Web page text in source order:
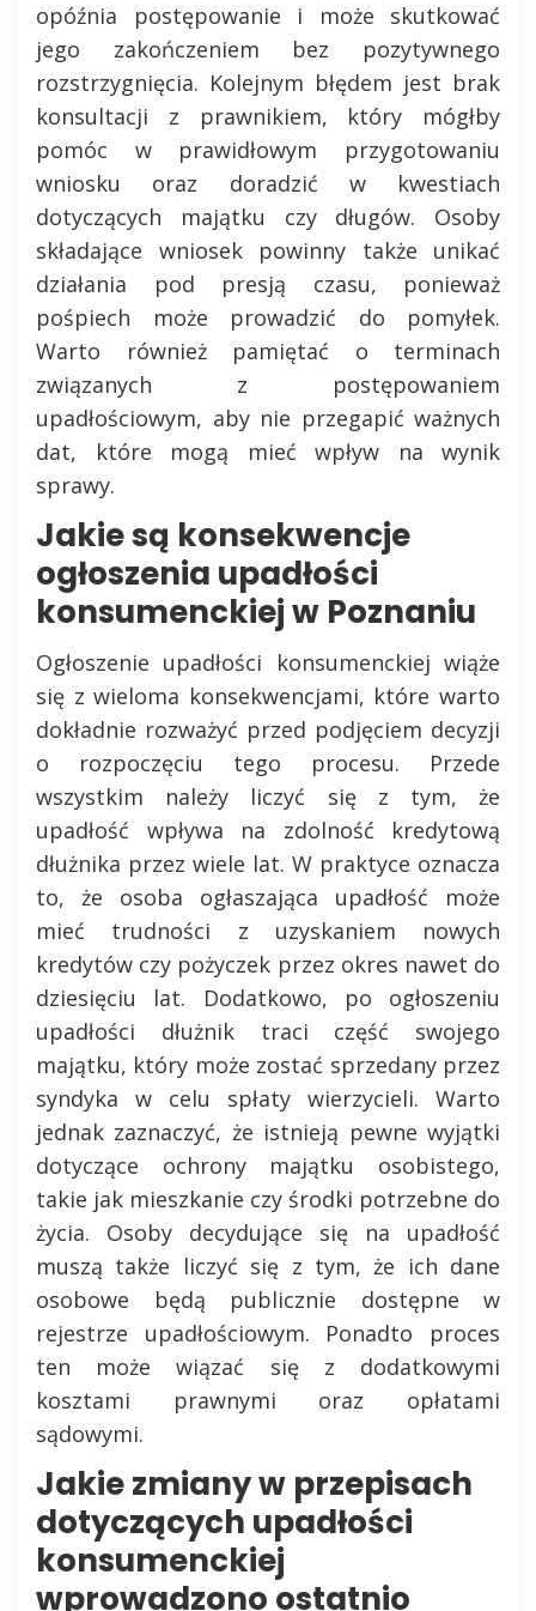
opóźnia postępowanie i może skutkować
jego zakończeniem bez pozytywnego
rozstrzygnięcia. Kolejnym błędem jest brak
konsultacji z prawnikiem, który mógłby
pomóc w prawidłowym przygotowaniu
wniosku oraz doradzić w kwestiach
dotyczących majątku czy długów. Osoby
składające wniosek powinny także unikać
działania pod presją czasu, ponieważ
pośpiech może prowadzić do pomyłek.
Warto również pamiętać o terminach
związanych z postępowaniem
upadłościowym, aby nie przegapić ważnych
dat, które mogą mieć wpływ na wynik
sprawy.
Jakie są konsekwencje
ogłoszenia upadłości
konsumenckiej w Poznaniu
Ogłoszenie upadłości konsumenckiej wiąże
się z wieloma konsekwencjami, które warto
dokładnie rozważyć przed podjęciem decyzji
o rozpoczęciu tego procesu. Przede
wszystkim należy liczyć się z tym, że
upadłość wpływa na zdolność kredytową
dłużnika przez wiele lat. W praktyce oznacza
to, że osoba ogłaszająca upadłość może
mieć trudności z uzyskaniem nowych
kredytów czy pożyczek przez okres nawet do
dziesięciu lat. Dodatkowo, po ogłoszeniu
upadłości dłużnik traci część swojego
majątku, który może zostać sprzedany przez
syndyka w celu spłaty wierzycieli. Warto
jednak zaznaczyć, że istnieją pewne wyjątki
dotyczące ochrony majątku osobistego,
takie jak mieszkanie czy środki potrzebne do
życia. Osoby decydujące się na upadłość
muszą także liczyć się z tym, że ich dane
osobowe będą publicznie dostępne w
rejestrze upadłościowym. Ponadto proces
ten może wiązać się z dodatkowymi
kosztami prawnymi oraz opłatami
sądowymi.
Jakie zmiany w przepisach
dotyczących upadłości
konsumenckiej
wprowadzono ostatnio